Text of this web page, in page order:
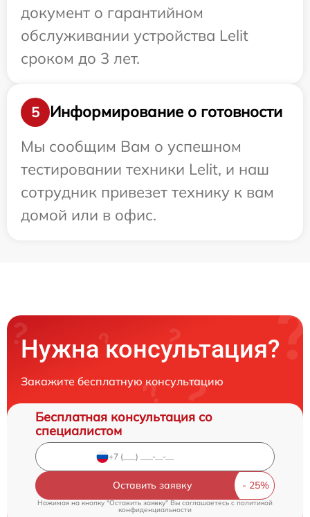
документ о гарантийном
обслуживании устройства Lelit
сроком до 3 лет.
5
Информирование о готовности
Мы сообщим Вам о успешном
тестировании техники Lelit, и наш
сотрудник привезет технику к вам
домой или в офис.
Нужна консультация?
Закажите бесплатную консультацию
Бесплатная консультация со
специалистом
Оставить заявку
Нажимая на кнопку "Оставить заявку" Вы соглашаетесь cполитикой
конфиденциальности